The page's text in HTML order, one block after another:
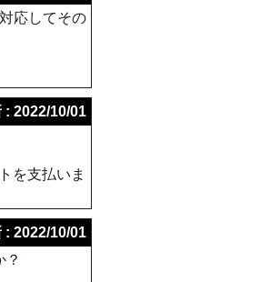
応してその
: 2022/10/01
を支払いま
: 2022/10/01
？